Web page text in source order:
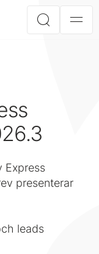
Express
presenterar
leads